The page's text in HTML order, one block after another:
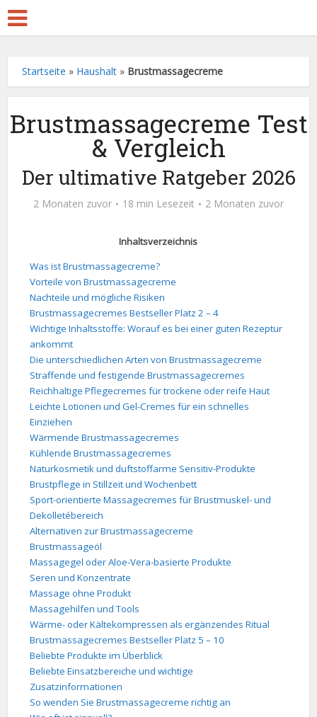
Startseite » Haushalt » Brustmassagecreme
Brustmassagecreme Test
& Vergleich
Der ultimative Ratgeber 2026
2 Monaten zuvor 18 min Lesezeit 2 Monaten zuvor
Inhaltsverzeichnis
Was ist Brustmassagecreme?
Vorteile von Brustmassagecreme
Nachteile und mögliche Risiken
Brustmassagecremes Bestseller Platz 2 – 4
Wichtige Inhaltsstoffe: Worauf es bei einer guten Rezeptur
ankommt
Die unterschiedlichen Arten von Brustmassagecreme
Straffende und festigende Brustmassagecremes
Reichhaltige Pflegecremes für trockene oder reife Haut
Leichte Lotionen und Gel-Cremes für ein schnelles
Einziehen
Wärmende Brustmassagecremes
Kühlende Brustmassagecremes
Naturkosmetik und duftstoffarme Sensitiv-Produkte
Brustpflege in Stillzeit und Wochenbett
Sport-orientierte Massagecremes für Brustmuskel- und
Dekolletébereich
Alternativen zur Brustmassagecreme
Brustmassageöl
Massagegel oder Aloe-Vera-basierte Produkte
Seren und Konzentrate
Massage ohne Produkt
Massagehilfen und Tools
Wärme- oder Kältekompressen als ergänzendes Ritual
Brustmassagecremes Bestseller Platz 5 – 10
Beliebte Produkte im Überblick
Beliebte Einsatzbereiche und wichtige
Zusatzinformationen
So wenden Sie Brustmassagecreme richtig an